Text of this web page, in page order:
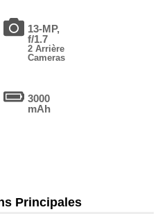
13-MP,
f/1.7
2 Arrière
Cameras
3000
mAh
Principales